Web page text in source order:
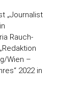
„Journalist
Rauch-
Wien –
2022 in